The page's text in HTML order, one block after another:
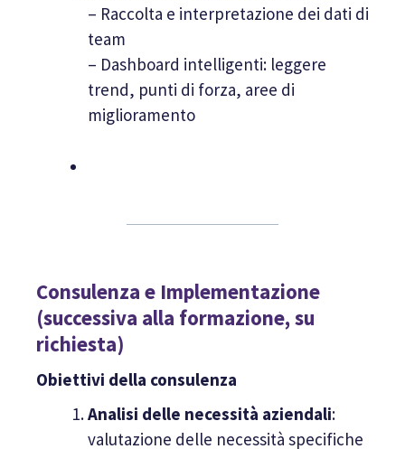
– Raccolta e interpretazione dei dati di
team
– Dashboard intelligenti: leggere
trend, punti di forza, aree di
miglioramento
Consulenza e Implementazione
(successiva alla formazione, su
richiesta)
Obiettivi della consulenza
Analisi delle necessità aziendali:
valutazione delle necessità specifiche